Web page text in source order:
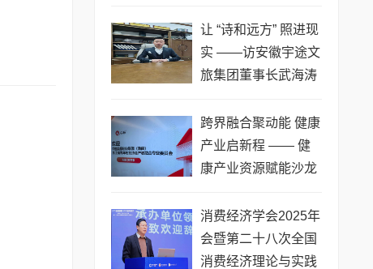
让 “诗和远方” 照进现
实 ——访安徽宇途文
旅集团董事长武海涛
​跨界融合聚动能 健康
产业启新程 —— 健
康产业资源赋能沙龙
消费经济学会2025年
会暨第二十八次全国
消费经济理论与实践